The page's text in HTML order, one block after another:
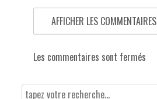
AFFICHER LES COMMENTAIRES
Les commentaires sont fermés